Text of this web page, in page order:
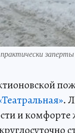
практически
.
и